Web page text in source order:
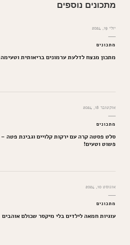
מתכונים נוספים
יולי 19, 2024
מתכונים
מתכון מנצח לדלעת ערמונים בריאותית וטעימה
אוקטובר 18, 2024
מתכונים
סלט פסטה קרה עם ירקות קלויים וגבינת פטה –
פשוט וטעים!
אוגוסט 10, 2024
מתכונים
עוגיות חמאה לילדים בלי מיקסר שכולם אוהבים